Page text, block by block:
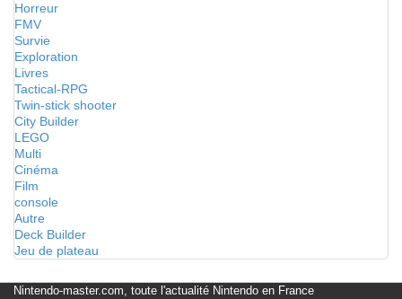
Horreur
FMV
Survie
Exploration
Livres
Tactical-RPG
Twin-stick shooter
City Builder
LEGO
Multi
Cinéma
Film
console
Autre
Deck Builder
Jeu de plateau
Nintendo-master.com, toute l'actualité Nintendo en France